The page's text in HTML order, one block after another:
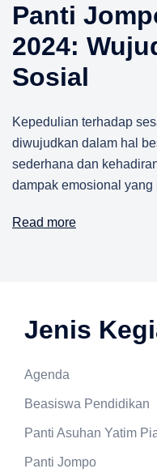
Panti
2024:
Sosial
Kepedulian terhadap
diwujudkan dalam hal
sederhana dan
dampak emosional
Read more
Jenis
Agenda
Beasiswa Pendidikan
Panti Asuhan Yatim
Panti Jompo